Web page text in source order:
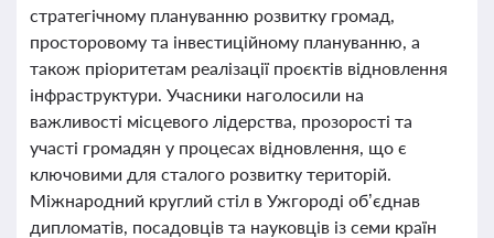
стратегічному плануванню розвитку громад,
просторовому та інвестиційному плануванню, а
також пріоритетам реалізації проєктів відновлення
інфраструктури. Учасники наголосили на
важливості місцевого лідерства, прозорості та
участі громадян у процесах відновлення, що є
ключовими для сталого розвитку територій.
Міжнародний круглий стіл в Ужгороді об’єднав
дипломатів, посадовців та науковців із семи країн